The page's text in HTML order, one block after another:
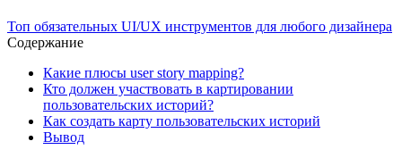
Топ обязательных UI/UX инструментов для любого дизайнера
Содержание
Какие плюсы user story mapping?
Кто должен участвовать в картировании
пользовательских историй?
Как создать карту пользовательских историй
Вывод